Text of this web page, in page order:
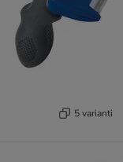
5 varianti